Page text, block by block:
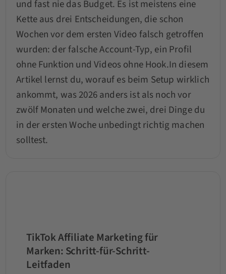
und fast nie das Budget. Es ist meistens eine
Kette aus drei Entscheidungen, die schon
Wochen vor dem ersten Video falsch getroffen
wurden: der falsche Account-Typ, ein Profil
ohne Funktion und Videos ohne Hook.In diesem
Artikel lernst du, worauf es beim Setup wirklich
ankommt, was 2026 anders ist als noch vor
zwölf Monaten und welche zwei, drei Dinge du
in der ersten Woche unbedingt richtig machen
solltest.
TikTok Affiliate Marketing für
Marken: Schritt-für-Schritt-
Leitfaden